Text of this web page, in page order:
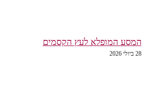
המסע המופלא לעץ הקסמים
28 ביולי 2026